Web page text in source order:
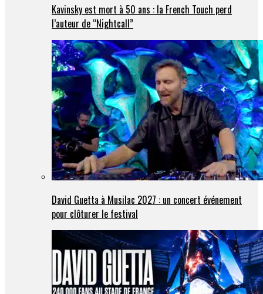
Kavinsky est mort à 50 ans : la French Touch perd
l’auteur de “Nightcall”
David Guetta à Musilac 2027 : un concert événement
pour clôturer le festival